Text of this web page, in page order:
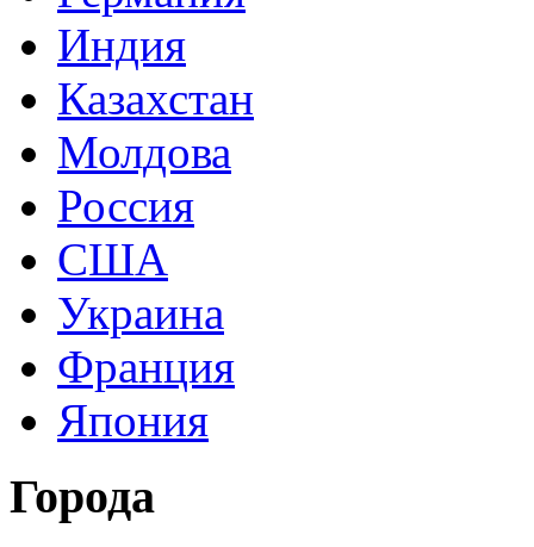
Индия
Казахстан
Молдова
Россия
США
Украина
Франция
Япония
Города